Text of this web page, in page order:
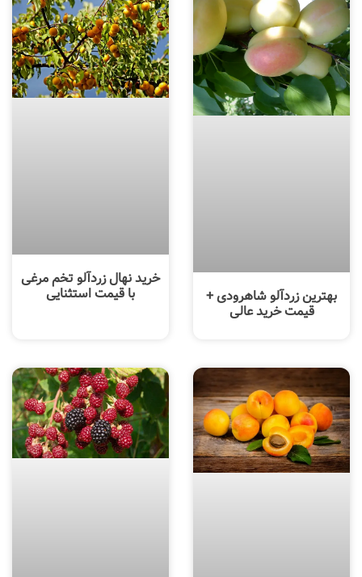
بهترین زردآلو شاهرودی +
قیمت خرید عالی
خرید نهال زردآلو تخم مرغی
با قیمت استثنایی